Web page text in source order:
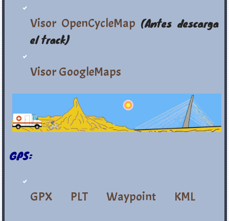
Visor OpenCycleMap (Antes descarga
el track)
Visor GoogleMaps
GPS:
GPX PLT Waypoint KML